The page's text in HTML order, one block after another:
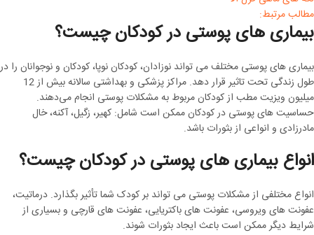
مطالب مرتبط:
بیماری های پوستی در کودکان چیست؟
بیماری های پوستی مختلف می تواند نوزادان، کودکان نوپا، کودکان و نوجوانان را در
طول زندگی تحت تاثیر قرار دهد. مراکز پزشکی و بهداشتی سالانه بیش از 12
میلیون ویزیت مطب از کودکان مربوط به مشکلات پوستی انجام می‌دهند.
حساسیت های پوستی در کودکان ممکن است شامل: کهیر، زگیل، آکنه، خال
مادرزادی و انواعی از بثورات باشد.
انواع بیماری های پوستی در کودکان چیست؟
انواع مختلفی از مشکلات پوستی می تواند بر کودک شما تأثیر بگذارد. درماتیت،
عفونت های ویروسی، عفونت های باکتریایی، عفونت های قارچی و بسیاری از
شرایط دیگر ممکن است باعث ایجاد بثورات شوند.